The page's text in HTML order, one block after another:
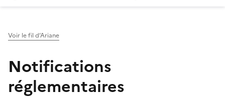
Voir le fil d’Ariane
Notifications
réglementaires